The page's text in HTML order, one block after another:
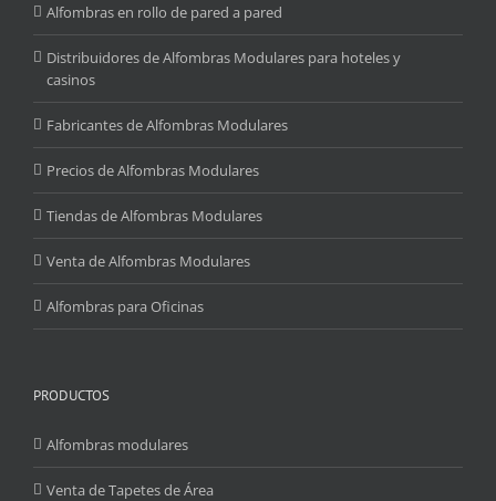
Alfombras en rollo de pared a pared
Distribuidores de Alfombras Modulares para hoteles y
casinos
Fabricantes de Alfombras Modulares
Precios de Alfombras Modulares
Tiendas de Alfombras Modulares
Venta de Alfombras Modulares
Alfombras para Oficinas
PRODUCTOS
Alfombras modulares
Venta de Tapetes de Área